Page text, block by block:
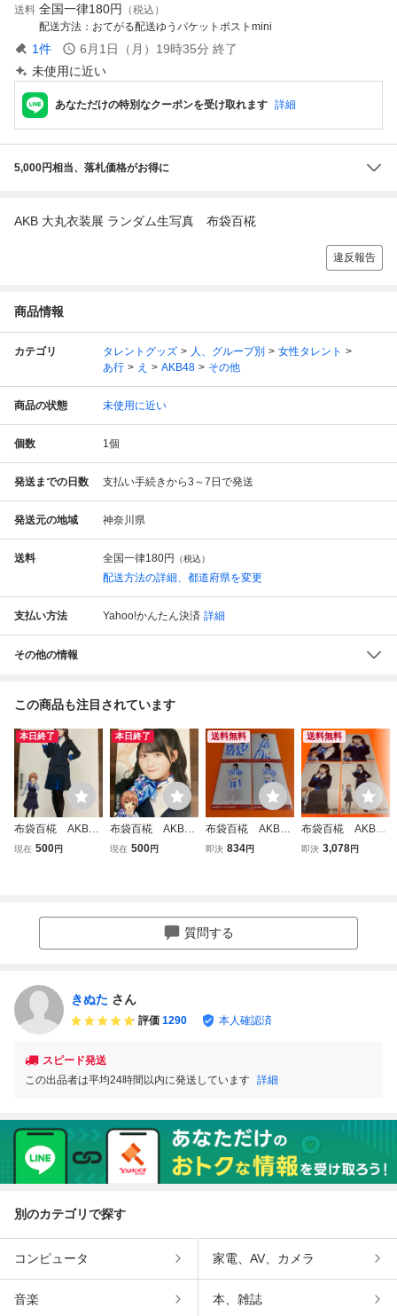
送料 全国一律180円
（税込）
配送方法
おてがる配送ゆうパケットポストmini
1件 6月1日（月）19時35分 終了
未使用に近い
あなただけの特別なクーポンを受け取れます 詳細
5,000円相当、落札価格がお得に
AKB 大丸衣装展 ランダム生写真 布袋百椛
違反報告
商品情報
カテゴリ タレントグッズ 人、グループ別
女性タレント
あ行
え AKB48 その他
商品の状態 未使用に近い
個数 1個
発送までの日数 支払い手続きから3～7日で発送
発送元の地域 神奈川県
送料 全国一律180円 （税込）
配送方法の詳細、都道府県を変更
支払い方法 Yahoo!かんたん決済 詳細
その他の情報
この商品も注目されています
本日終了
布袋百椛 AKB48
大阪モノレール コ
現在 500円
本日終了
布袋百椛 AKB48
大阪モノレール コ
現在 500円
送料無料
布袋百椛 AKB48
大丸東京店 大衣装
即決 834円
送料無料
布袋百椛 AKB48
AKB48 大阪モノ
即決 3,078円
質問する
きぬた さん
評価 1290 本人確認済
スピード発送
この出品者は平均24時間以内に発送しています 詳細
別のカテゴリで探す
コンピュータ 家電、AV、カメラ
音楽 本、雑誌